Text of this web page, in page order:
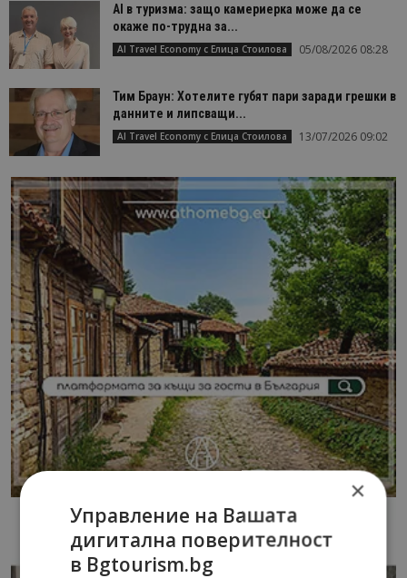
AI в туризма: защо камериерка може да се
окаже по-трудна за...
AI Travel Economy с Елица Стоилова 05/08/2026 08:28
Тим Браун: Хотелите губят пари заради грешки в
данните и липсващи...
AI Travel Economy с Елица Стоилова 13/07/2026 09:02
×
Управление на Вашата
дигитална поверителност
в Bgtourism.bg